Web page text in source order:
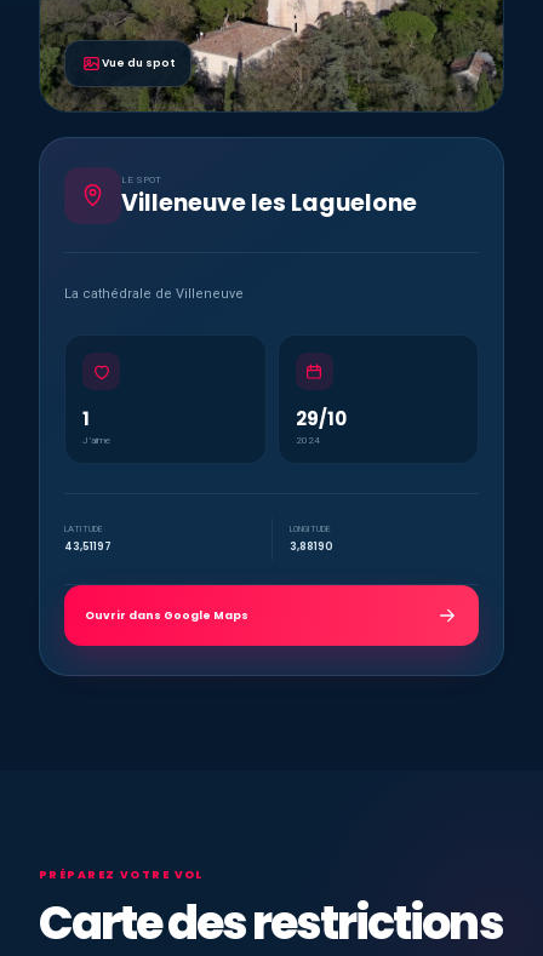
Vue du spot
LE SPOT
Villeneuve les Laguelone
La cathédrale de Villeneuve
1
J’aime
29/10
2024
LATITUDE
43,51197
LONGITUDE
3,88190
Ouvrir dans Google Maps
PRÉPAREZ VOTRE VOL
Carte des restrictions